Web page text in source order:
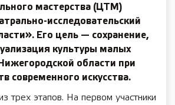
мастерства (ЦТМ)
исследовательский
Его цель — сохранение,
культуры малых
области при
современного искусства.
трех этапов. На первом участники